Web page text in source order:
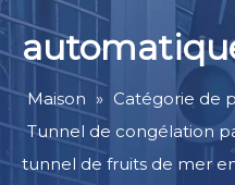
Maison » Catégorie de
Tunnel de congélation
tunnel de fruits de mer